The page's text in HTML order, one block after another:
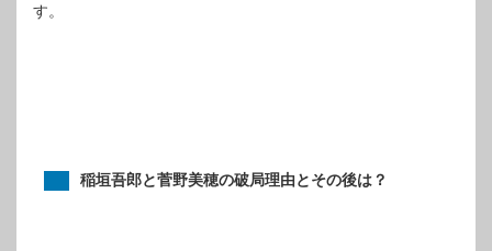
す。
稲垣吾郎と菅野美穂の破局理由とその後は？